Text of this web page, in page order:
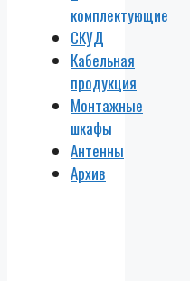
комплектующие
СКУД
Кабельная
продукция
Монтажные
шкафы
Антенны
Архив